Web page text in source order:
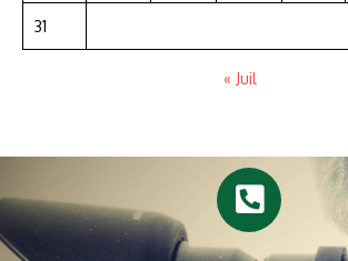
31
« Juil